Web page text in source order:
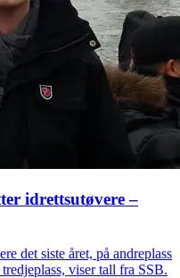
idrettsutøvere –
det siste året, på andreplass
viser tall fra SSB.